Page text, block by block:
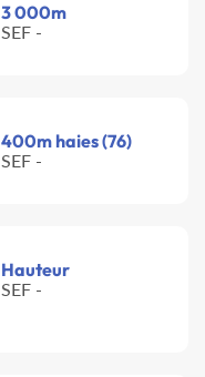
3 000m
SEF -
400m haies (76)
SEF -
Hauteur
SEF -